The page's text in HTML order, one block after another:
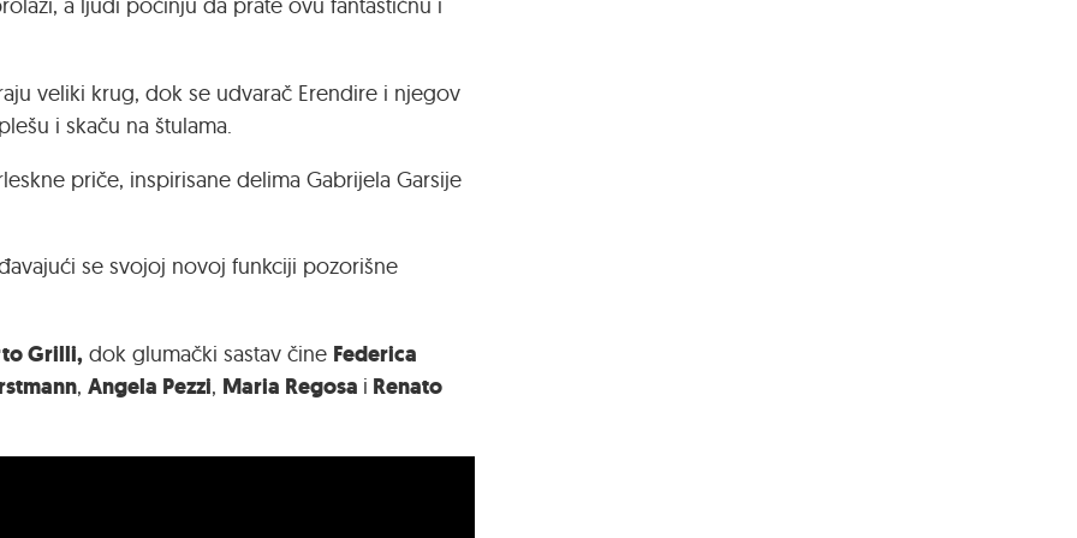
a ljudi počinju da prate ovu fantastičnu i
veliki krug, dok se udvarač Erendire i njegov
i skaču na štulama.
priče, inspirisane delima Gabrijela Garsije
se svojoj novoj funkciji pozorišne
Grilli, dok glumački sastav čine Federica
, Angela Pezzi, Maria Regosa i Renato